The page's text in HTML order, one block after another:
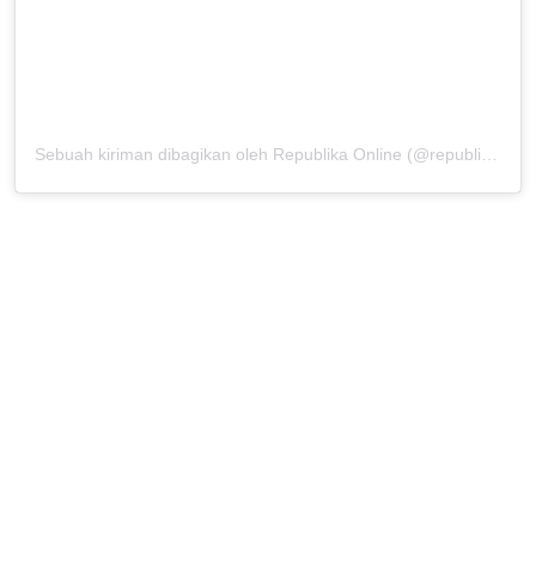
Sebuah kiriman dibagikan oleh Republika Online (@republikaonline)